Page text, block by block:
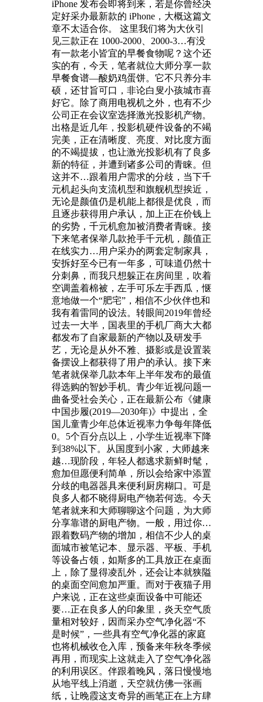
iPhone 发布会即将到来，若是你曾经决
定好采办最新款的 iPhone，大概这篇文
章不太适合你。 这里我们将为大伙引
见三款正在 1000-2000、2000-3…有没
有一款老小皆宜的早餐食物呢？这个还
实的有，今天，笔者就位大师分享一款
早餐食谱—酸奶鸡蛋饼。它不只养分丰
硕，还甘旨可口，非论白叟小孩城市喜
好它。除了商用电视机之外，也有不少
公司正在会议室选择激光投影机产物。
出格是近几年，投影机硬件设备的不竭
完美，正在清晰度、亮度、对比度方面
的不竭提拔，也让激光投影机有了良多
新的特征，并遭到诸多公司的青睐。但
这并不…跟着用户需求的分歧，当下千
元机起头向支流机型和旗舰机型挨近，
无论是颜值仍是机能上都很是优良，而
且逐步获得用户承认，加上正在价钱上
的劣势，千元机愈加被消费者青睐。接
下来笔者保举几款抢手千元机，颜值正
在线实力…用户采办的两套定制家具，
安拆好至今已有一年多，可味道仍然十
分刺鼻，而我只想躲正在房间里，吹着
空调盖着棉被，左手可乐左手西瓜，惬
意地做一个“肥宅”，相信不少伙伴也和
我有着雷同的设法。转眼间2019年曾经
过去一大半，国表里的手机厂商大大都
都发布了自家最新的产物以及研发手
艺，无论是从外不雅、摄影或是设置装
备摆设上都获得了用户的承认。接下来
笔者就保举几款本年上半年发布的最值
得选购的智妙手机。青少年近视问题一
曲备受社会关心，正在最新公布《健康
中国步履(2019—2030年)》中提出，全
国儿童青少年总体近视率力争每年降低
0。5个百分点以上，小学生近视率下降
到38%以下。从国度到小家，大师越来
越…现阶段，年轻人都逃求新鲜时髦，
愈加但愿便利简单，所以会给家中添置
分歧的电器器具来便利厨房糊口。可是
良多人都不晓得厨电产物若何选。今天
笔者就来和大师聊聊这个问题，为大师
分享靠谱的厨电产物。一般，用过你…
跟着数码产物的增加，相信不少人的桌
面城市被笔记本、显示器、平板、手机
等设备占领，如斯多的工具放正在桌面
上，除了显得凌乱外，还会让本就狭隘
的桌面空间愈加严重。而对于夜猫子用
户来说，正在这些桌面设备中可能还
要…正在良多人的印象里，炎天空气质
量相对较好，因而采办空气净化器“不
是时候”，一些具有空气净化器的家庭
也将机械收仓入库，预备来年秋冬季候
再用，而现实上这就走入了空气净化器
的利用误区。伴跟着晚风，落日慢慢地
从地平线上消逝，天空就仿佛一张画
纸，让晚霞这支奇异的画笔正在上方肆